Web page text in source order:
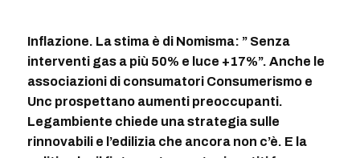
Inflazione. La stima è di Nomisma: ” Senza
interventi gas a più 50% e luce +17%”. Anche le
associazioni di consumatori Consumerismo e
Unc prospettano aumenti preoccupanti.
Legambiente chiede una strategia sulle
rinnovabili e l’edilizia che ancora non c’è. E la